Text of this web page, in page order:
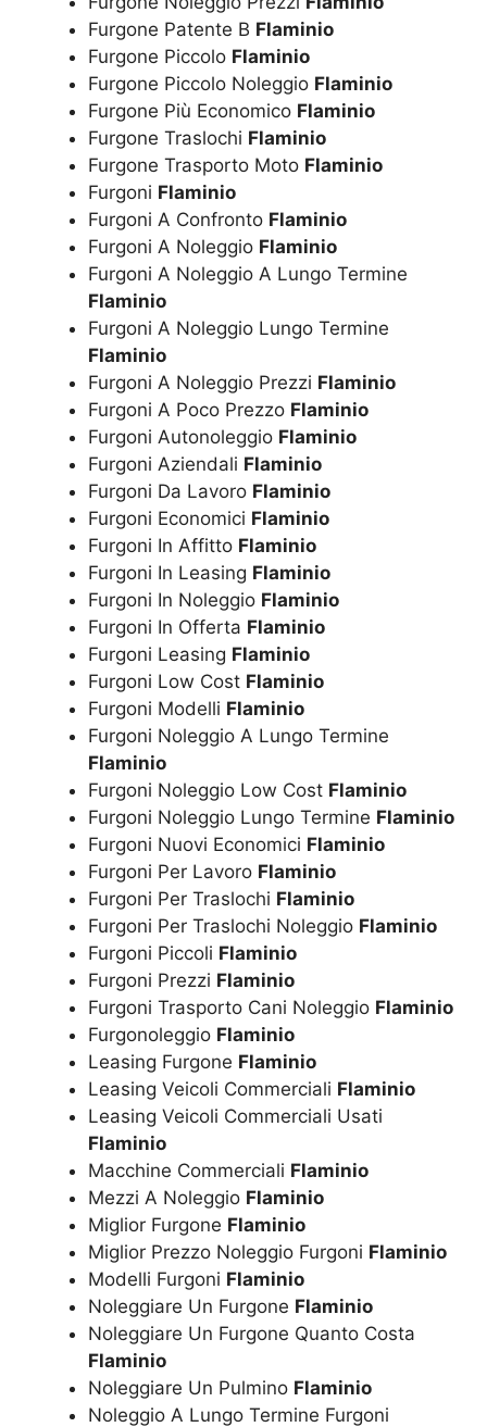
Furgone Patente B Flaminio
Furgone Piccolo Flaminio
Furgone Piccolo Noleggio Flaminio
Furgone Più Economico Flaminio
Furgone Traslochi Flaminio
Furgone Trasporto Moto Flaminio
Furgoni Flaminio
Furgoni A Confronto Flaminio
Furgoni A Noleggio Flaminio
Furgoni A Noleggio A Lungo Termine
Flaminio
Furgoni A Noleggio Lungo Termine
Flaminio
Furgoni A Noleggio Prezzi Flaminio
Furgoni A Poco Prezzo Flaminio
Furgoni Autonoleggio Flaminio
Furgoni Aziendali Flaminio
Furgoni Da Lavoro Flaminio
Furgoni Economici Flaminio
Furgoni In Affitto Flaminio
Furgoni In Leasing Flaminio
Furgoni In Noleggio Flaminio
Furgoni In Offerta Flaminio
Furgoni Leasing Flaminio
Furgoni Low Cost Flaminio
Furgoni Modelli Flaminio
Furgoni Noleggio A Lungo Termine
Flaminio
Furgoni Noleggio Low Cost Flaminio
Furgoni Noleggio Lungo Termine Flaminio
Furgoni Nuovi Economici Flaminio
Furgoni Per Lavoro Flaminio
Furgoni Per Traslochi Flaminio
Furgoni Per Traslochi Noleggio Flaminio
Furgoni Piccoli Flaminio
Furgoni Prezzi Flaminio
Furgoni Trasporto Cani Noleggio Flaminio
Furgonoleggio Flaminio
Leasing Furgone Flaminio
Leasing Veicoli Commerciali Flaminio
Leasing Veicoli Commerciali Usati
Flaminio
Macchine Commerciali Flaminio
Mezzi A Noleggio Flaminio
Miglior Furgone Flaminio
Miglior Prezzo Noleggio Furgoni Flaminio
Modelli Furgoni Flaminio
Noleggiare Un Furgone Flaminio
Noleggiare Un Furgone Quanto Costa
Flaminio
Noleggiare Un Pulmino Flaminio
Noleggio A Lungo Termine Furgoni